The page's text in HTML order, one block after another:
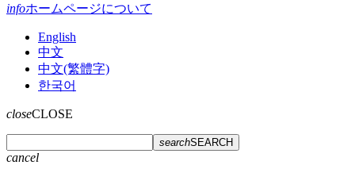
infoホームページについて
English
中文
中文(繁體字)
한국어
closeCLOSE
searchSEARCH
cancel